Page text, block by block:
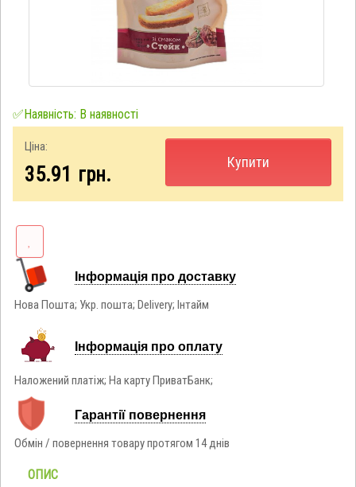
✅Наявність: В наявності
Ціна:
35.91 грн.
Купити
Інформація про доставку
Нова Пошта; Укр. пошта; Delivery; Інтайм
Інформація про оплату
Наложений платіж; На карту ПриватБанк;
Гарантії повернення
Обмін / повернення товару протягом 14 днів
ОПИС